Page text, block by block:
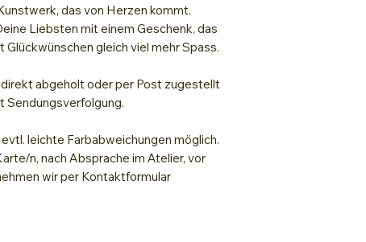
das von Herzen kommt.
Liebsten mit einem Geschenk, das
gleich viel mehr Spass.
abgeholt oder per Post zugestellt
Sendungsverfolgung.
leichte Farbabweichungen möglich.
n, nach Absprache im Atelier, vor
wir per Kontaktformular